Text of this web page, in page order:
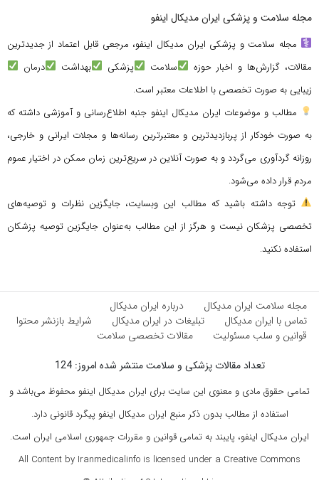
مجله سلامت و پزشکی ایران مدیکال اینفو
مجله سلامت و پزشکی ایران مدیکال اینفو، مرجعی قابل اعتماد از جدیدترین
مقالات، گزارش‌ها و اخبار حوزه
سلامت پزشکی بهداشت
درمان
زیبایی به صورت تخصصی با اطلاعات معتبر است.
مطالب و موضوعات ایران مدیکال اینفو جنبه اطلاع‌رسانی و آموزشی داشته که
به صورت خودکار از پربازدیدترین و معتبرترین رسانه‌ها و مجلات ایرانی و خارجی،
روزانه گردآوری می‌گردد و به صورت آنلاین در سریع‌ترین زمان ممکن در اختیار عموم
مردم قرار داده می‌شود.
توجه داشته باشید که مطالب این وبسایت، جایگزین نظرات و توصیه‌های
تخصصی پزشکان نیست و هرگز از این مطالب به‌عنوان جایگزین توصیه پزشکان
استفاده نکنید.
مجله سلامت ایران مدیکال
درباره ایران مدیکال
تماس با ایران مدیکال
تبلیغات در ایران مدیکال
شرایط بازنشر محتوا
قوانین و سلب مسئولیت
مقالات تخصصی سلامت
تعداد مقالات پزشکی و سلامت منتشر شده امروز: 124
تمامی حقوق مادی و معنوی این سایت برای ایران مدیکال اینفو محفوظ می‌باشد و
استفاده از مطالب بدون ذکر منبع ایران مدیکال اینفو پیگرد قانونی دارد.
ایران مدیکال اینفو، پایبند به تمامی قوانین و مقررات جمهوری اسلامی ایران است.
All Content by Iranmedicalinfo is licensed under a Creative Commons